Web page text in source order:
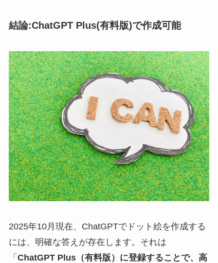
結論:ChatGPT Plus(有料版)で作成可能
2025年10月現在、ChatGPTでドット絵を作成する
には、明確な答えが存在します。それは
「 ChatGPT Plus（有料版）に登録することで、高